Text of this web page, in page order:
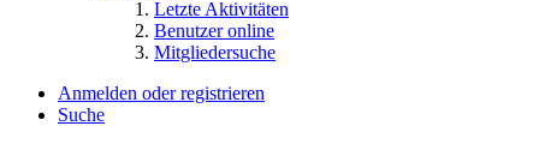
Letzte Aktivitäten
Benutzer online
Mitgliedersuche
Anmelden oder registrieren
Suche